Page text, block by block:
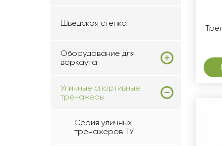
Шведская стенка
Оборудование для
воркаута
Уличные спортивные
тренажеры
Серия уличных
тренажеров ТУ